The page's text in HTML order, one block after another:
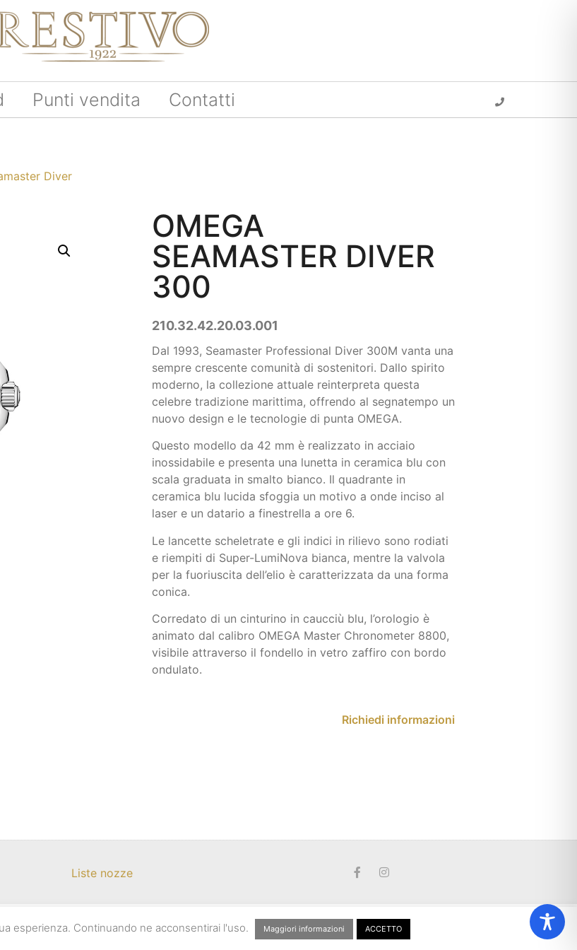
Punti vendita Contatti
Diver
OMEGA
SEAMASTER DIVER
300
210.32.42.20.03.001
Dal 1993, Seamaster Professional Diver 300M vanta una
sempre crescente comunità di sostenitori. Dallo spirito
moderno, la collezione attuale reinterpreta questa
celebre tradizione marittima, offrendo al segnatempo un
nuovo design e le tecnologie di punta OMEGA.
Questo modello da 42 mm è realizzato in acciaio
inossidabile e presenta una lunetta in ceramica blu con
scala graduata in smalto bianco. Il quadrante in
ceramica blu lucida sfoggia un motivo a onde inciso al
laser e un datario a finestrella a ore 6.
Le lancette scheletrate e gli indici in rilievo sono rodiati
e riempiti di Super-LumiNova bianca, mentre la valvola
per la fuoriuscita dell’elio è caratterizzata da una forma
conica.
Corredato di un cinturino in caucciù blu, l’orologio è
animato dal calibro OMEGA Master Chronometer 8800,
visibile attraverso il fondello in vetro zaffiro con bordo
ondulato.
Richiedi informazioni
Liste nozze
realizzato daDamamediaDesign Gianluca Giaccotto
esperienza. Continuando ne acconsentirai l'uso. Maggiori informazioni ACCETTO